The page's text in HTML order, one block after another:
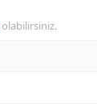
olabilirsiniz.